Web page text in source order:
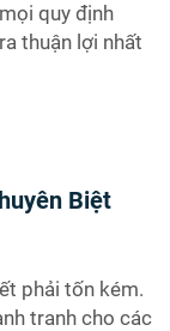
quy định
thuận lợi nhất
Biệt
phải tốn kém.
tranh cho các